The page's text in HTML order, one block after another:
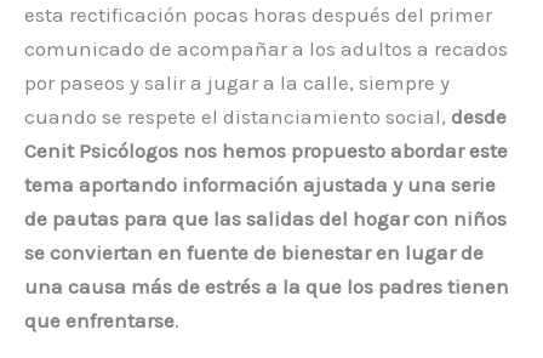
esta rectificación pocas horas después del primer
comunicado de acompañar a los adultos a recados
por paseos y salir a jugar a la calle, siempre y
cuando se respete el distanciamiento social, desde
Cenit Psicólogos nos hemos propuesto abordar este
tema aportando información ajustada y una serie
de pautas para que las salidas del hogar con niños
se conviertan en fuente de bienestar en lugar de
una causa más de estrés a la que los padres tienen
que enfrentarse.